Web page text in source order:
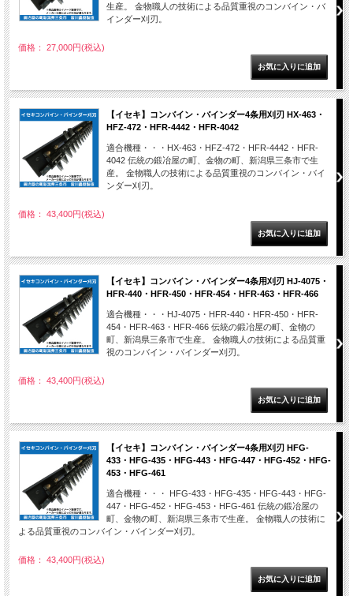
生産。 金物職人の技術による品質重視のコンバイン・バ
インダー刈刃。
価格： 27,000円(税込)
【イセキ】コンバイン・バインダー4条用刈刃 HX-463・
HFZ-472・HFR-4442・HFR-4042
適合機種・・・HX-463・HFZ-472・HFR-4442・HFR-
4042 伝統の鍛冶屋の町、金物の町、新潟県三条市で生
産。 金物職人の技術による品質重視のコンバイン・バイ
ンダー刈刃。
価格： 43,400円(税込)
【イセキ】コンバイン・バインダー4条用刈刃 HJ-4075・
HFR-440・HFR-450・HFR-454・HFR-463・HFR-466
適合機種・・・HJ-4075・HFR-440・HFR-450・HFR-
454・HFR-463・HFR-466 伝統の鍛冶屋の町、金物の
町、新潟県三条市で生産。 金物職人の技術による品質重
視のコンバイン・バインダー刈刃。
価格： 43,400円(税込)
【イセキ】コンバイン・バインダー4条用刈刃 HFG-
433・HFG-435・HFG-443・HFG-447・HFG-452・HFG-
453・HFG-461
適合機種・・・ HFG-433・HFG-435・HFG-443・HFG-
447・HFG-452・HFG-453・HFG-461 伝統の鍛冶屋の
町、金物の町、新潟県三条市で生産。 金物職人の技術に
よる品質重視のコンバイン・バインダー刈刃。
価格： 43,400円(税込)